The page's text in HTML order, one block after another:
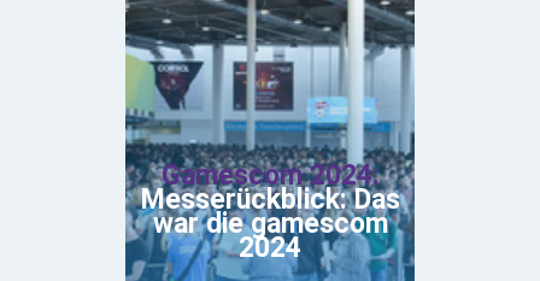
Gamescom 2024:
Messerückblick: Das
war die gamescom
2024